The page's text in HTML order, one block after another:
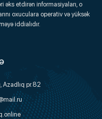
əks etdirən informasiyaları, o
oxuculara operativ və yüksək
iddialıdır.
Azadlıq pr.82